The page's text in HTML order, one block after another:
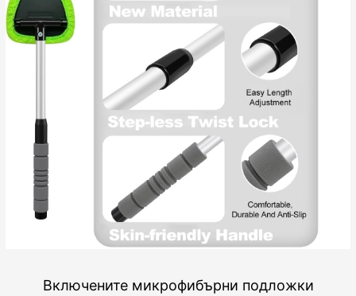
Включените микрофибърни подложки